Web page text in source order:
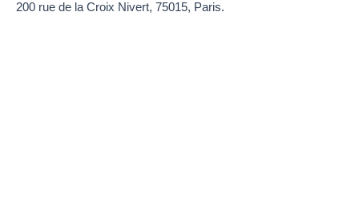
200 rue de la Croix Nivert, 75015, Paris.